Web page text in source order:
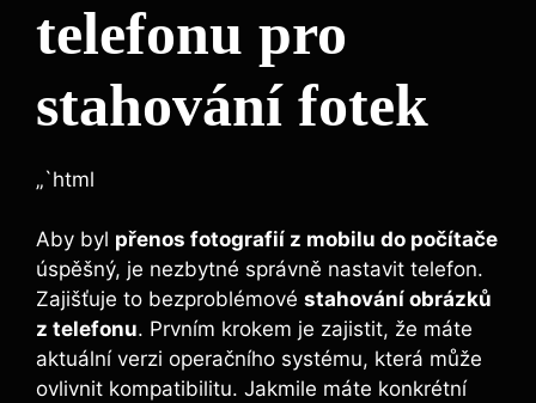
telefonu pro
stahování fotek
„`html
Aby byl přenos fotografií z mobilu do počítače
úspěšný, je nezbytné správně nastavit telefon.
Zajišťuje to bezproblémové stahování obrázků
z telefonu. Prvním krokem je zajistit, že máte
aktuální verzi operačního systému, která může
ovlivnit kompatibilitu. Jakmile máte konkrétní